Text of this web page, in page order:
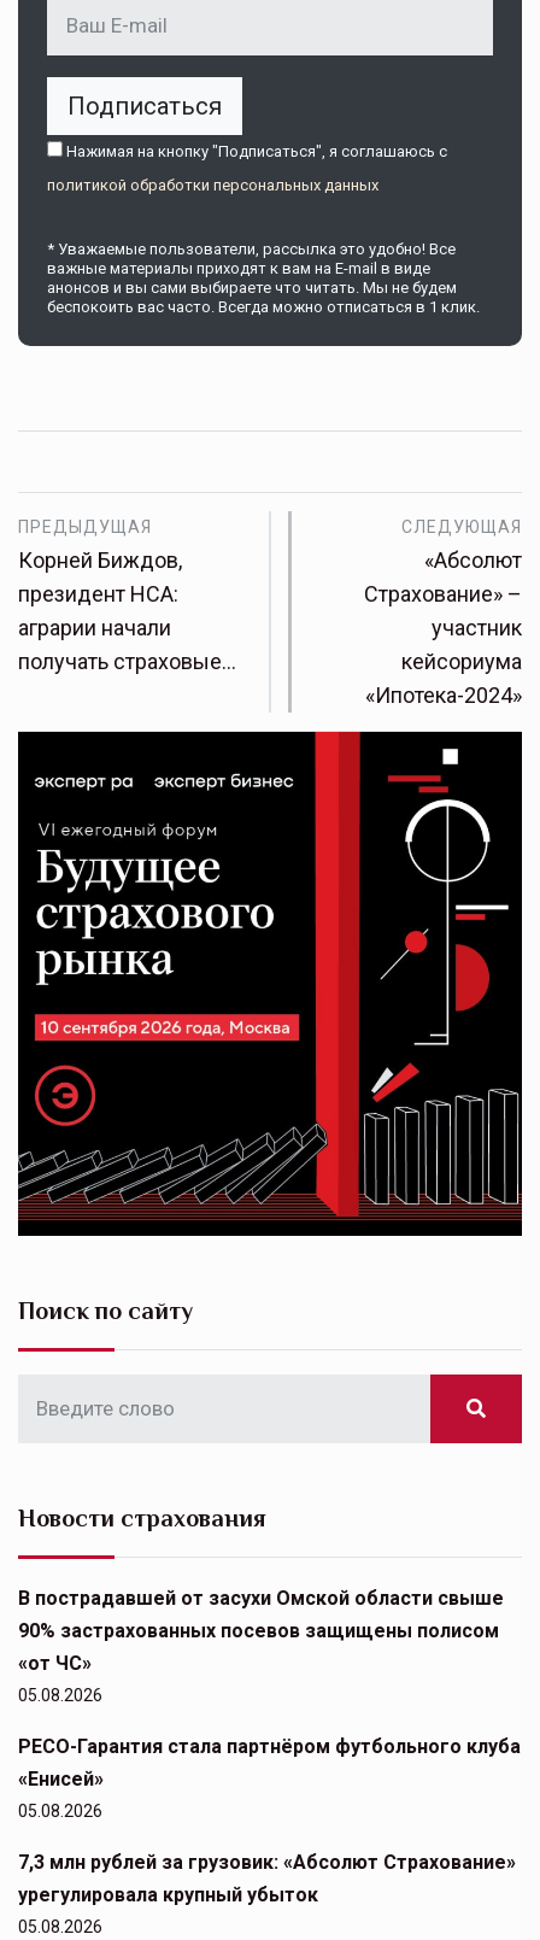
Подписаться
Нажимая на кнопку "Подписаться", я соглашаюсь c
политикой обработки персональных данных
* Уважаемые пользователи, рассылка это удобно! Все
важные материалы приходят к вам на E-mail в виде
анонсов и вы сами выбираете что читать. Мы не будем
беспокоить вас часто. Всегда можно отписаться в 1 клик.
ПРЕДЫДУЩАЯ
Корней Биждов,
президент НСА:
аграрии начали
получать страховые…
СЛЕДУЮЩАЯ
«Абсолют
Страхование» –
участник
кейсориума
«Ипотека-2024»
Поиск по сайту
Новости страхования
В пострадавшей от засухи Омской области свыше
90% застрахованных посевов защищены полисом
«от ЧС»
05.08.2026
РЕСО-Гарантия стала партнёром футбольного клуба
«Енисей»
05.08.2026
7,3 млн рублей за грузовик: «Абсолют Страхование»
урегулировала крупный убыток
05.08.2026